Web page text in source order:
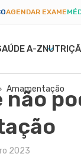
AGENDAR EXAME
A-Z
BELEZA E
CICATRIZ
RUGAS
Amamentação
não
2023